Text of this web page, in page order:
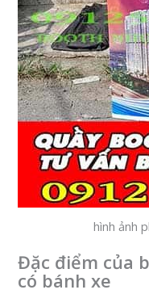
hình ảnh
Đặc điểm của
có bánh xe